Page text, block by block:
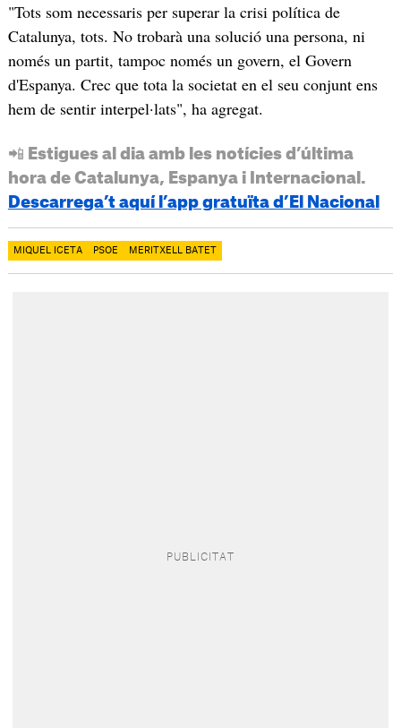
"Tots som necessaris per superar la crisi política de
Catalunya, tots. No trobarà una solució una persona, ni
només un partit, tampoc només un govern, el Govern
d'Espanya. Crec que tota la societat en el seu conjunt ens
hem de sentir interpel·lats", ha agregat.
📲 Estigues al dia amb les notícies d’última
hora de Catalunya, Espanya i Internacional.
Descarrega’t aquí l’app gratuïta d’El Nacional
MIQUEL ICETA PSOE MERITXELL BATET